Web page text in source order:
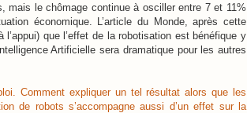
mais le chômage continue à osciller entre 7 et 11%
économique. L’article du Monde, après cette
que l’effet de la robotisation est bénéfique y
Artificielle sera dramatique pour les autres
Comment expliquer un tel résultat alors que les
de robots s’accompagne aussi d’un effet sur la